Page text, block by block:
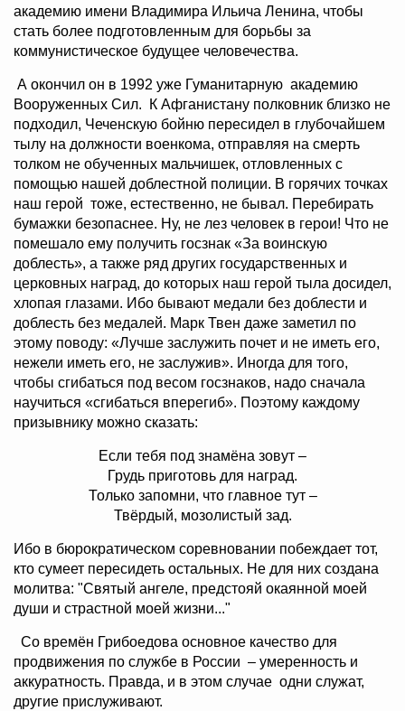
академию имени Владимира Ильича Ленина, чтобы
стать более подготовленным для борьбы за
коммунистическое будущее человечества.
А окончил он в 1992 уже Гуманитарную академию
Вооруженных Сил. К Афганистану полковник близко не
подходил, Чеченскую бойню пересидел в глубочайшем
тылу на должности военкома, отправляя на смерть
толком не обученных мальчишек, отловленных с
помощью нашей доблестной полиции. В горячих точках
наш герой тоже, естественно, не бывал. Перебирать
бумажки безопаснее. Ну, не лез человек в герои! Что не
помешало ему получить госзнак «За воинскую
доблесть», а также ряд других государственных и
церковных наград, до которых наш герой тыла досидел,
хлопая глазами. Ибо бывают медали без доблести и
доблесть без медалей. Марк Твен даже заметил по
этому поводу: «Лучше заслужить почет и не иметь его,
нежели иметь его, не заслужив». Иногда для того,
чтобы сгибаться под весом госзнаков, надо сначала
научиться «сгибаться вперегиб». Поэтому каждому
призывнику можно сказать:
Если тебя под знамёна зовут –
Грудь приготовь для наград.
Только запомни, что главное тут –
Твёрдый, мозолистый зад.
Ибо в бюрократическом соревновании побеждает тот,
кто сумеет пересидеть остальных. Не для них создана
молитва: "Святый ангеле, предстояй окаянной моей
души и страстной моей жизни..."
Со времён Грибоедова основное качество для
продвижения по службе в России – умеренность и
аккуратность. Правда, и в этом случае одни служат,
другие прислуживают.